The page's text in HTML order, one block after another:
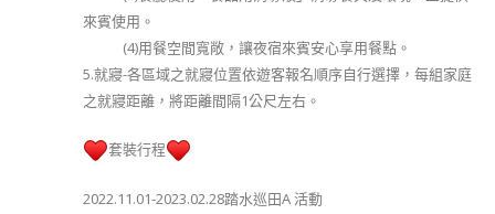
來賓使用。
(4)用餐空間寬敞，讓夜宿來賓安心享用餐點。
5.就寢-各區域之就寢位置依遊客報名順序自行選擇，每組家庭
之就寢距離，將距離間隔1公尺左右。
套裝行程
2022.11.01-2023.02.28踏水巡田A 活動